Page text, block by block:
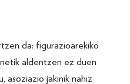
da: figurazioarekiko
aldentzen ez duen
asoziazio jakinik nahiz